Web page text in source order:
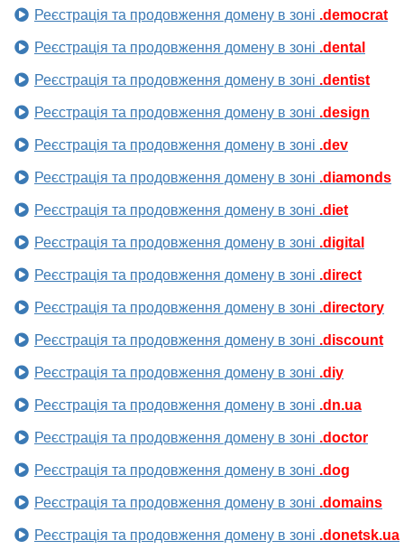
Реєстрація та продовження домену в зоні .democrat
Реєстрація та продовження домену в зоні .dental
Реєстрація та продовження домену в зоні .dentist
Реєстрація та продовження домену в зоні .design
Реєстрація та продовження домену в зоні .dev
Реєстрація та продовження домену в зоні .diamonds
Реєстрація та продовження домену в зоні .diet
Реєстрація та продовження домену в зоні .digital
Реєстрація та продовження домену в зоні .direct
Реєстрація та продовження домену в зоні .directory
Реєстрація та продовження домену в зоні .discount
Реєстрація та продовження домену в зоні .diy
Реєстрація та продовження домену в зоні .dn.ua
Реєстрація та продовження домену в зоні .doctor
Реєстрація та продовження домену в зоні .dog
Реєстрація та продовження домену в зоні .domains
Реєстрація та продовження домену в зоні .donetsk.ua